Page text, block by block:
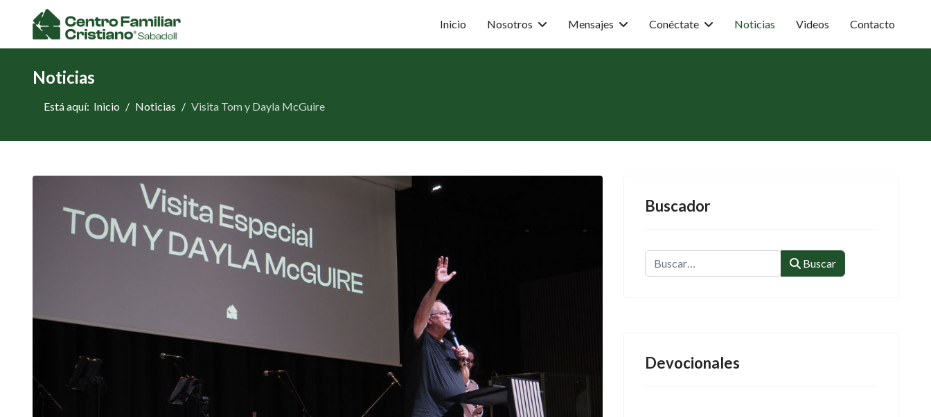
Inicio Nosotros Mensajes Conéctate Noticias Videos Contacto
Noticias
Está aquí: Inicio Noticias Visita Tom y Dayla McGuire
Buscador
Buscar Buscar
Devocionales